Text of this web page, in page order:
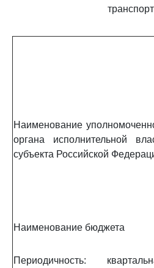
Наименование
органа исполнительной
субъекта Российской
Наименование бюджета
Периодичность: